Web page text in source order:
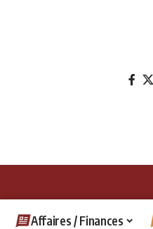
Affaires / Finances